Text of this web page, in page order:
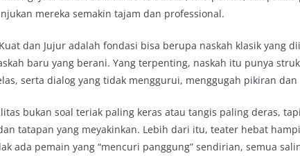
mereka semakin tajam dan professional.
dan Jujur adalah fondasi bisa berupa naskah klasik yang
baru yang berani. Yang terpenting, naskah itu punya
serta dialog yang tidak menggurui, menggugah pikiran dan
bukan soal teriak paling keras atau tangis paling deras,
tatapan yang meyakinkan. Lebih dari itu, teater hebat
ada pemain yang “mencuri panggung” sendirian, semua